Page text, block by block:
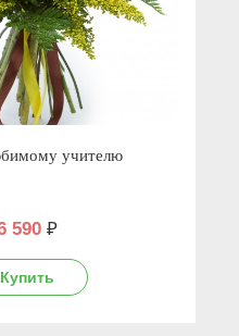
учителю
590 ₽